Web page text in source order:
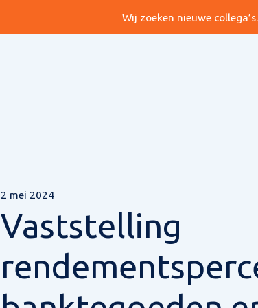
Wij zoeken nieuwe
2 mei 2024
Vaststelling